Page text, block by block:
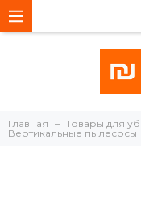
Главная
Товары для
Вертикальные пылесосы